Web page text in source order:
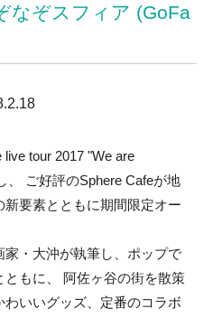
なぞスフィア (GoFa
live tour 2017 "We are
、 ご好評のSphere Cafeが地
要素とともに期間限定オー
・大沖が執筆し、ポップで
もに、 阿佐ヶ谷の街を散策
いいグッズ、定番のコラボ